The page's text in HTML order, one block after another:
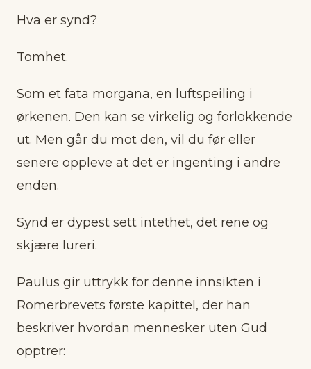
Hva er synd?
Tomhet.
Som et fata morgana, en luftspeiling i
ørkenen. Den kan se virkelig og forlokkende
ut. Men går du mot den, vil du før eller
senere oppleve at det er ingenting i andre
enden.
Synd er dypest sett intethet, det rene og
skjære lureri.
Paulus gir uttrykk for denne innsikten i
Romerbrevets første kapittel, der han
beskriver hvordan mennesker uten Gud
opptrer: